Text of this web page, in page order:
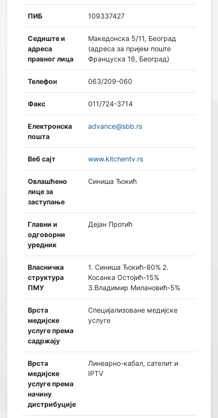
ПИБ 109337427
Седиште и
адреса
правног лица
Македонска 5/11, Београд
(адреса за пријем поште
Француска 16, Београд)
Телефон 063/209-060
Факс 011/724-3714
Електронска
пошта
advance@sbb.rs
Веб сајт www.kitchentv.rs
Овлашћено
лице за
заступање
Синиша Ђокић
Главни и
одговорни
уредник
Дејан Протић
Власничка
структура
ПМУ
1. Синиша Ђокић-80% 2.
Косанка Остојић-15%
3.Владимир Милановић-5%
Врста
медијске
услуге према
садржају
Специјализоване медијске
услуге
Врста
медијске
услуге према
начину
дистрибуције
Линеарно-кабал, сателит и
IPTV